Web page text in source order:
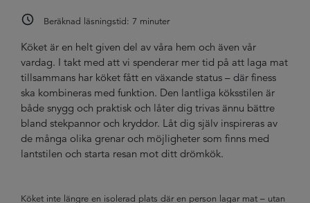
Beräknad läsningstid: 7 minuter
Köket är en helt given del av våra hem och även vår
vardag. I takt med att vi spenderar mer tid på att laga mat
tillsammans har köket fått en växande status – där finess
ska kombineras med funktion. Den lantliga köksstilen är
både snygg och praktisk och låter dig trivas ännu bättre
bland stekpannor och kryddor. Låt dig själv inspireras av
de många olika grenar och möjligheter som finns med
lantstilen och starta resan mot ditt drömkök.
Köket inte längre en isolerad plats där en person lagar mat – utan